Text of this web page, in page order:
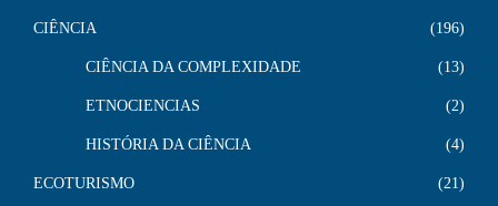
CIÊNCIA 196
CIÊNCIA DA COMPLEXIDADE 13
ETNOCIENCIAS 2
HISTÓRIA DA CIÊNCIA 4
ECOTURISMO 21